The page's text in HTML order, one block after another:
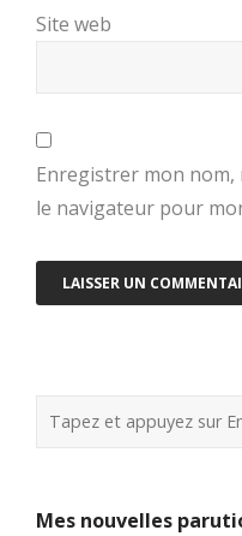
Site web
Enregistrer mon nom,
le navigateur pour
Mes nouvelles